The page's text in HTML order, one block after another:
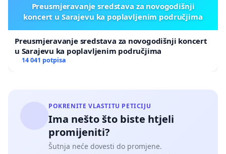
Preusmjeravanje sredstava za novogodišnji
koncert u Sarajevu ka poplavljenim područjima
Preusmjeravanje sredstava za novogodišnji koncert
u Sarajevu ka poplavljenim područjima
14 041 potpisa
POKRENITE VLASTITU PETICIJU
Ima nešto što biste htjeli
promijeniti?
Šutnja neće dovesti do promjene.